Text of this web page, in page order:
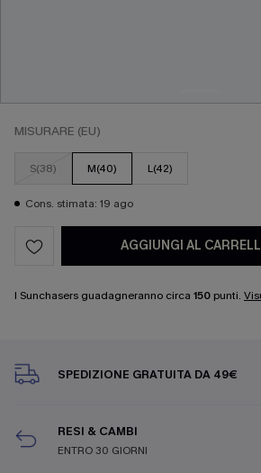
MISURARE (EU)
S(38) M(40) L(42)
Cons. stimata: 19 ago
AGGIUNGI AL
I Sunchasers guadagneranno circa 150 punti.
SPEDIZIONE GRATUITA DA 49€
RESI & CAMBI
ENTRO 30 GIORNI